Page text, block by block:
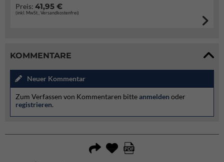
Preis: 41,95 €
(inkl. MwSt., Versandkostenfrei)
KOMMENTARE
Neuer Kommentar
Zum Verfassen von Kommentaren bitteanmelden oder
registrieren.